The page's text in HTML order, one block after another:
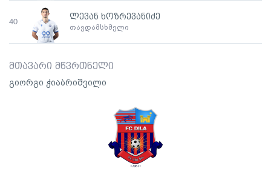
40
ლევან ხოზრევანიძე
თავდამსხმელი
მთავარი მწვრთნელი
გიორგი ჭიაბრიშვილი